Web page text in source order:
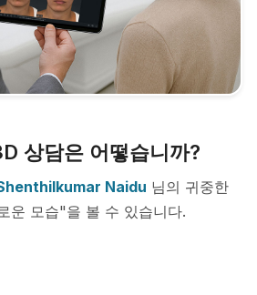
상담은 어떻습니까?
Naidu 님의 귀중한
운 모습"을 볼 수 있습니다.